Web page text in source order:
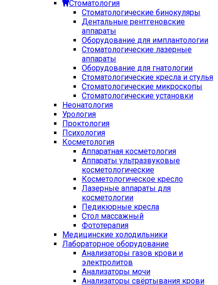
Стоматология
Стоматологические бинокуляры
Дентальные рентгеновские
аппараты
Оборудование для имплантологии
Стоматологические лазерные
аппараты
Оборудование для гнатологии
Стоматологические кресла и стулья
Стоматологические микроскопы
Стоматологические установки
Неонатология
Урология
Проктология
Психология
Косметология
Аппаратная косметология
Аппараты ультразвуковые
косметологические
Косметологическое кресло
Лазерные аппараты для
косметологии
Педикюрные кресла
Стол массажный
Фототерапия
Медицинские холодильники
Лабораторное оборудование
Анализаторы газов крови и
электролитов
Анализаторы мочи
Анализаторы свёртывания крови